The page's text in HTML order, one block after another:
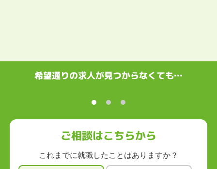
希望通りの求人が見つからなくても…
ご相談はこちらから
これまでに就職したことはありますか？